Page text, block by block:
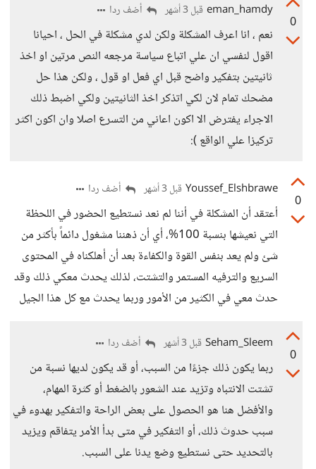
0
eman_hamdy قبل 3 أشهر أضف ردا
نعم ، انا اعرف المشكلة ولكن لدي مشكلة في الحل ، احيانا
اقول لنفسي ان علي اتباع سياسة مرجعه النص مرتين او اخذ
ثانيتين بتفكير واضح قبل اي فعل او قول ، ولكن هذا حل
مضحك تمام لان لكي اتذكر اخذ الثانيتين ولكي اضبط ذلك
الاجراء يفترض الا اكون اعاني من التسرع اصلا وان اكون اكثر
تركيزا علي الواقع ):
0
Youssef_Elshbrawe قبل 3 أشهر أضف ردا
أعتقد أن المشكلة في أننا لم نعد نستطيع الحضور في اللحظة
التي نعيشها بنسبة 100%، أي أن ذهننا مشغول دائماً بأكثر من
شئ ولم يعد بنفس القوة والكفاءة بعد أن أهلكناه في المحتوى
السريع والترفيه المستمر والتشتت، لذلك يحدث معكي ذلك وقد
حدث معي في الكثير من الأمور وربما يحدث مع كل هذا الجيل
0
Seham_Sleem قبل 3 أشهر أضف ردا
ربما يكون ذلك جزءًا من السبب، أو قد يكون لديها نسبة من
تشتت الانتباه وتزيد عند الشعور بالضغط أو كثرة المهام،
والأفضل هنا هو الحصول على بعض الراحة والتفكير بهدوء في
سبب حدوث ذلك، أو التفكير في متى بدأ الأمر يتفاقم ويزيد
بالتحديد حتى نستطيع وضع يدنا على السبب.